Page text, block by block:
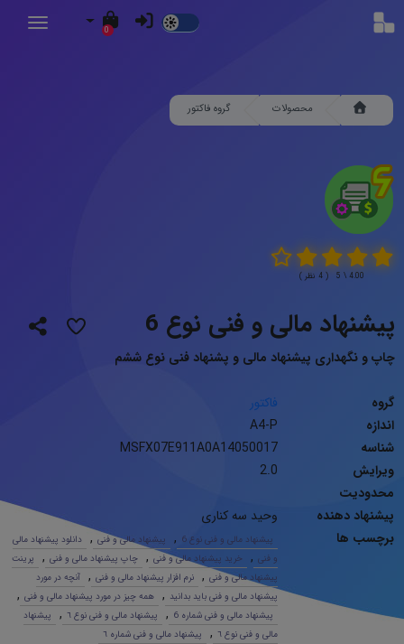
Dark
0
محصولات گروه فاکتور
4.00 \ 5 ( 4 نظر )
پیشنهاد مالی و فنی نوع 6
چاپ و نگهداری پیشنهاد مالی و پشنهاد فنی نوع ششم
گروه
فاکتور
اندازه
A4-P
شناسه
MSFX07E911A0A14050017
ویرایش
2.0
محدودیت
پیشنهاد دهنده
وحید سه کناری
برچسب ها
پیشنهاد مالی و فنی نوع 6 , پیشنهاد مالی و فنی ,
دانلود پیشنهاد مالی
و فنی , خرید پیشنهاد مالی و فنی , چاپ پیشنهاد مالی و فنی ,
پرینت
پیشنهاد مالی و فنی , نرم افزار پیشنهاد مالی و فنی ,
آنچه در مورد
پیشنهاد مالی و فنی باید بدانید , همه چیز در مورد پیشنهاد مالی و فنی ,
پیشنهاد مالی و فنی شماره 6 , پیشنهاد مالی و فنی نوع ٦ ,
پیشنهاد
مالی و فنی نوع ٦
, پیشنهاد مالی و فنی شماره ٦